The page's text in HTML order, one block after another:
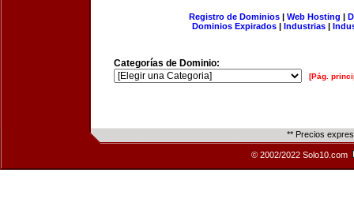
Registro de Dominios| Web Hosting |
Dominios Expirados | Industrias |
Categorías de Dominio:
[Pág.
** Precios
© 2002/2022 Solo10.com